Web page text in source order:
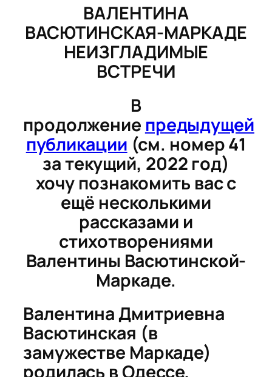
ВАЛЕНТИНА
ВАСЮТИНСКАЯ-МАРКАДЕ
НЕИЗГЛАДИМЫЕ
ВСТРЕЧИ
В
продолжение предыдущей
публикации (см. номер 41
за текущий, 2022 год)
хочу познакомить вас с
ещё несколькими
рассказами и
стихотворениями
Валентины Васютинской-
Маркаде.
Валентина Дмитриевна
Васютинская (в
замужестве Маркаде)
родилась в Одессе,